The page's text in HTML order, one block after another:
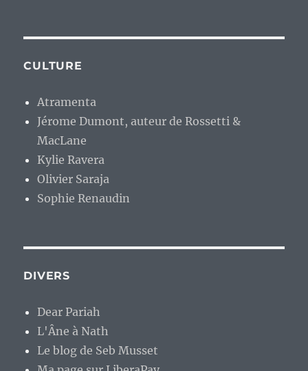
CULTURE
Atramenta
Jérome Dumont, auteur de Rossetti &
MacLane
Kylie Ravera
Olivier Saraja
Sophie Renaudin
DIVERS
Dear Pariah
L'Âne à Nath
Le blog de Seb Musset